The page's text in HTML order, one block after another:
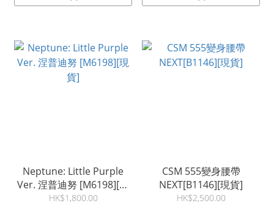
Neptune: Little Purple
Ver. 涅普迪努 [M6198][現
貨]
HK$1,800.00
CSM 555變身腰帶
NEXT[B1146][現貨]
HK$2,500.00